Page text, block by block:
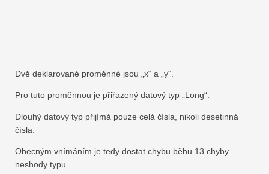
Dvě deklarované proměnné jsou „x“ a „y“.
Pro tuto proměnnou je přiřazený datový typ „Long“.
Dlouhý datový typ přijímá pouze celá čísla, nikoli desetinná
čísla.
Obecným vnímáním je tedy dostat chybu běhu 13 chyby
neshody typu.